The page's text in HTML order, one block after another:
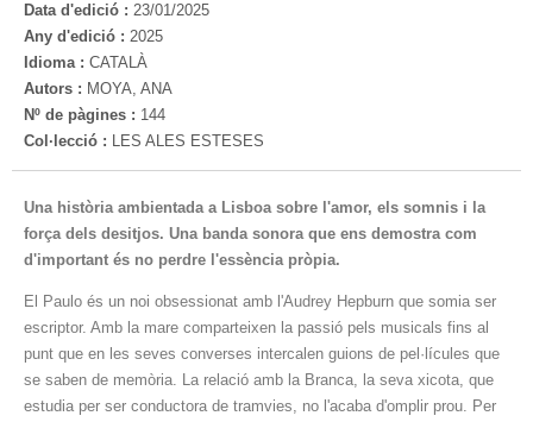
Data d'edició : 23/01/2025
Any d'edició : 2025
Idioma : CATALÀ
Autors : MOYA, ANA
Nº de pàgines : 144
Col·lecció : LES ALES ESTESES
Una història ambientada a Lisboa sobre l'amor, els somnis i la
força dels desitjos. Una banda sonora que ens demostra com
d'important és no perdre l'essència pròpia.
El Paulo és un noi obsessionat amb l'Audrey Hepburn que somia ser
escriptor. Amb la mare comparteixen la passió pels musicals fins al
punt que en les seves converses intercalen guions de pel·lícules que
se saben de memòria. La relació amb la Branca, la seva xicota, que
estudia per ser conductora de tramvies, no l'acaba d'omplir prou. Per